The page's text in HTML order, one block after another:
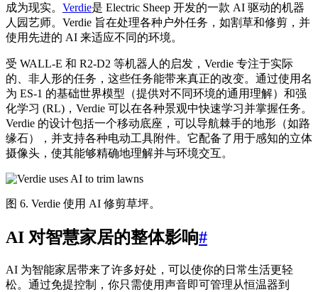
成为现实。 Verdie是 Electric Sheep 开发的一款 AI 驱动的机器
人园艺师。Verdie 旨在处理各种户外任务，如割草和修剪，并
使用先进的 AI 来适应不同的环境。
受 WALL-E 和 R2-D2 等机器人的启发，Verdie 专注于实际
的、非人形的任务，这些任务能带来真正的改变。通过使用名
为 ES-1 的基础世界模型（提供对不同环境的通用理解）和强
化学习 (RL)，Verdie 可以在各种景观中快速学习并掌握任务。
Verdie 的设计包括一个移动底座，可以导航棘手的地形（如路
缘石），并支持各种电动工具附件。它配备了用于感知的立体
摄像头，使其能够精确地理解并与环境交互。
图 6. Verdie 使用 AI 修剪草坪。
AI 对智慧家居的整体影响#
AI 为智能家居带来了许多好处，可以使你的日常生活更轻
松。通过免提控制，你只需使用声音即可管理从恒温器到